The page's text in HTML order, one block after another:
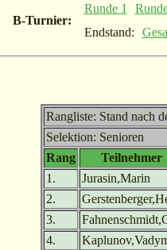
B-Turnier:
Runde 1
Endstand:
Rangliste: Stand nach
Selektion: Senioren
Rang
Teilnehmer
1.
Jurasin,Marin
2.
3.
4.